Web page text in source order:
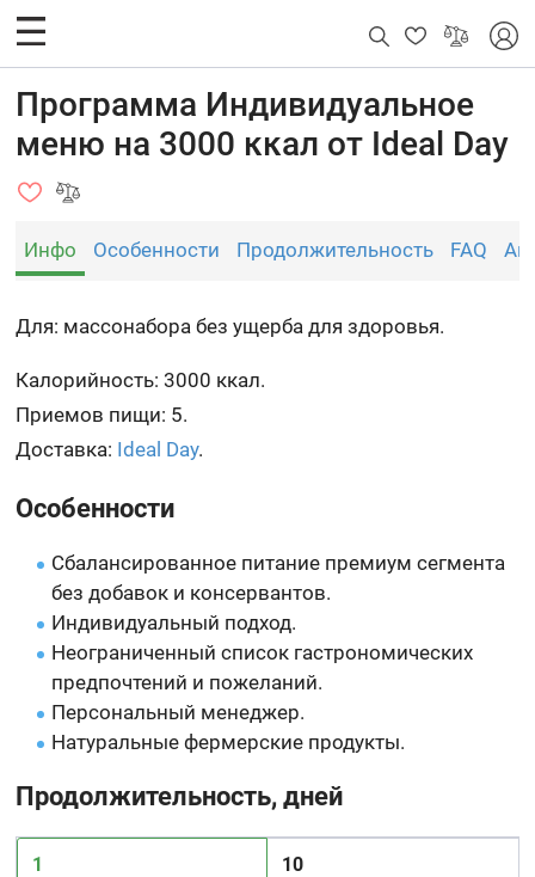
Программа Индивидуальное
меню на 3000 ккал от Ideal Day
Инфо Особенности Продолжительность FAQ
Для: массонабора без ущерба для здоровья.
Калорийность: 3000 ккал.
Приемов пищи: 5.
Доставка: Ideal Day.
Особенности
Сбалансированное питание премиум сегмента
без добавок и консервантов.
Индивидуальный подход.
Неограниченный список гастрономических
предпочтений и пожеланий.
Персональный менеджер.
Натуральные фермерские продукты.
Продолжительность, дней
1 10